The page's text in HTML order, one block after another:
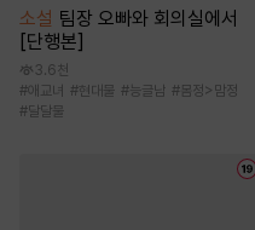
소설 팀장 오빠와 회의실에서
[단행본]
3.6천
#애교녀 #현대물 #능글남 # 몸정>맘정
#달달물